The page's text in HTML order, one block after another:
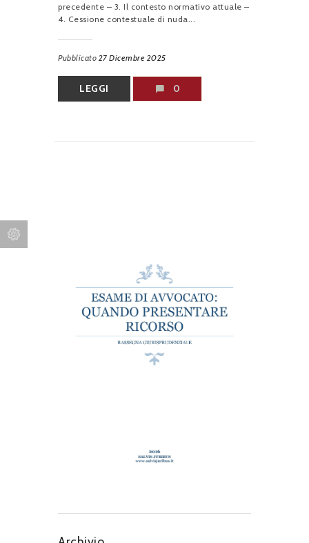
precedente – 3. Il contesto normativo attuale –
4. Cessione contestuale di nuda...
Pubblicato 27 Dicembre 2025
LEGGI 0